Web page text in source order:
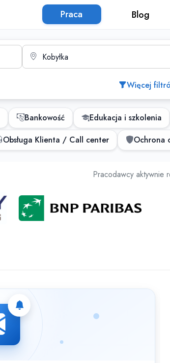
Praca Blog
Miasto
Więcej
Bankowość Edukacja i szkolenia
Obsługa Klienta / Call center Ochrona
Pracodawcy aktywnie